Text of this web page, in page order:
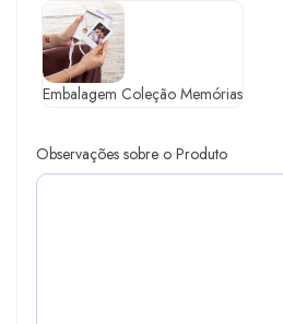
Embalagem Coleção Memórias
Observações sobre o Produto